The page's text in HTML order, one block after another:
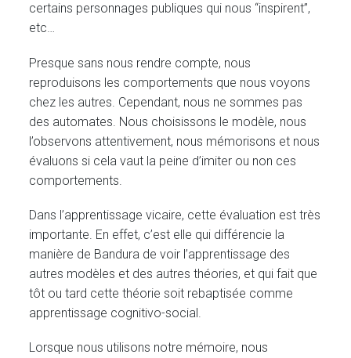
certains personnages publiques qui nous “inspirent”,
etc…
Presque sans nous rendre compte, nous
reproduisons les comportements que nous voyons
chez les autres. Cependant, nous ne sommes pas
des automates. Nous choisissons le modèle, nous
l’observons attentivement, nous mémorisons et nous
évaluons si cela vaut la peine d’imiter ou non ces
comportements.
Dans l’apprentissage vicaire, cette évaluation est très
importante. En effet, c’est elle qui différencie la
manière de Bandura de voir l’apprentissage des
autres modèles et des autres théories, et qui fait que
tôt ou tard cette théorie soit rebaptisée comme
apprentissage cognitivo-social.
Lorsque nous utilisons notre mémoire, nous